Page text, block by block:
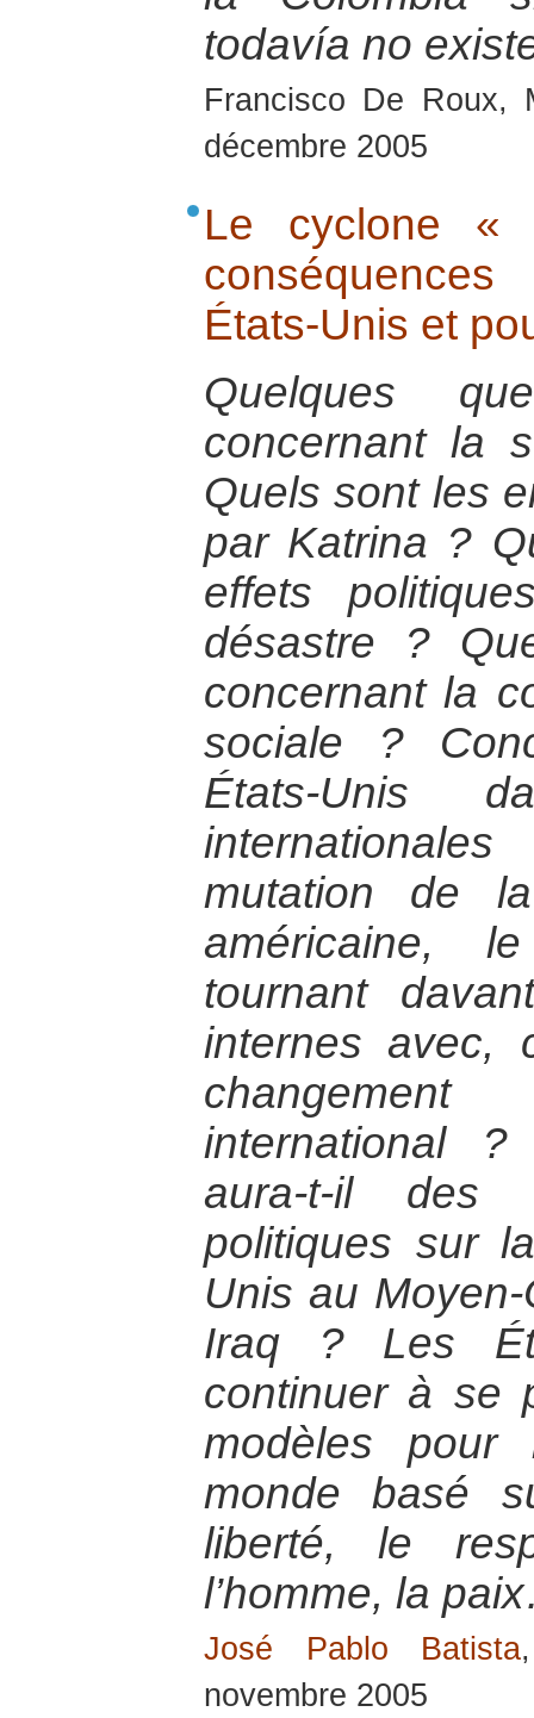
todavía no
Francisco De Roux,
décembre 2005
Le cyclone «
États-Unis et
Quelques
concernant la
Quels sont les
par Katrina ?
effets
désastre ?
concernant la
sociale ?
États-Unis
mutation de
américaine,
tournant
internes avec,
international
aura-t-il des
politiques sur
Unis au
Iraq ? Les
continuer à se
modèles pour
monde basé
liberté, le
l’homme, la
José Pablo Batista
novembre 2005